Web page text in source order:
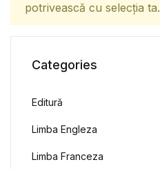
potrivească cu selecția ta.
Categories
Editură
Limba Engleza
Limba Franceza